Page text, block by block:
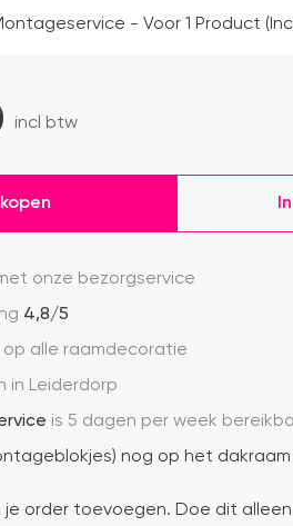
- Voor 1 Product
incl btw
onze bezorgservice
4,8/5
op alle raamdecoratie
in Leiderdorp
is 5 dagen per week
nog op het dakraam
je order toevoegen. Doe dit